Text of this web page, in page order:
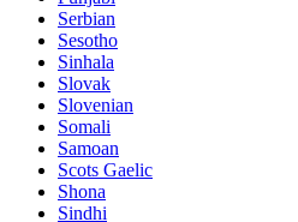
Serbian
Sesotho
Sinhala
Slovak
Slovenian
Somali
Samoan
Scots Gaelic
Shona
Sindhi